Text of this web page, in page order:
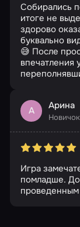
Собирались
итоге не
здорово
буквально
😅 После
впечатления
А Арина
Новичок
Игра
помладше.
проведенным